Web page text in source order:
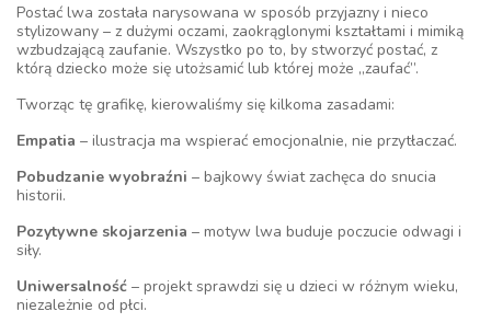
Postać lwa została narysowana w sposób przyjazny i nieco
stylizowany – z dużymi oczami, zaokrąglonymi kształtami i mimiką
wzbudzającą zaufanie. Wszystko po to, by stworzyć postać, z
którą dziecko może się utożsamić lub której może „zaufać”.
Tworząc tę grafikę, kierowaliśmy się kilkoma zasadami:
Empatia – ilustracja ma wspierać emocjonalnie, nie przytłaczać.
Pobudzanie wyobraźni – bajkowy świat zachęca do snucia
historii.
Pozytywne skojarzenia – motyw lwa buduje poczucie odwagi i
siły.
Uniwersalność – projekt sprawdzi się u dzieci w różnym wieku,
niezależnie od płci.